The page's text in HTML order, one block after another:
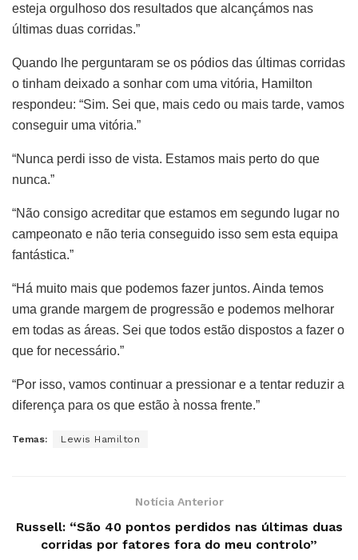
esteja orgulhoso dos resultados que alcançámos nas
últimas duas corridas.”
Quando lhe perguntaram se os pódios das últimas corridas
o tinham deixado a sonhar com uma vitória, Hamilton
respondeu: “Sim. Sei que, mais cedo ou mais tarde, vamos
conseguir uma vitória.”
“Nunca perdi isso de vista. Estamos mais perto do que
nunca.”
“Não consigo acreditar que estamos em segundo lugar no
campeonato e não teria conseguido isso sem esta equipa
fantástica.”
“Há muito mais que podemos fazer juntos. Ainda temos
uma grande margem de progressão e podemos melhorar
em todas as áreas. Sei que todos estão dispostos a fazer o
que for necessário.”
“Por isso, vamos continuar a pressionar e a tentar reduzir a
diferença para os que estão à nossa frente.”
Temas: Lewis Hamilton
Notícia Anterior
Russell: “São 40 pontos perdidos nas últimas duas
corridas por fatores fora do meu controlo”